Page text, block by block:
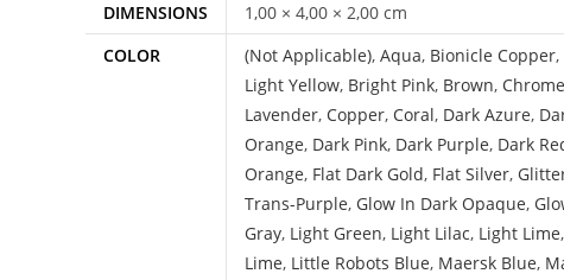
DIMENSIONS
1,00 × 4,00 × 2,00 cm
COLOR
(Not Applicable), Aqua, Bionicle Copper,
Light Yellow, Bright Pink, Brown,
Lavender, Copper, Coral, Dark Azure,
Orange, Dark Pink, Dark Purple, Dark
Orange, Flat Dark Gold, Flat Silver,
Trans-Purple, Glow In Dark Opaque,
Gray, Light Green, Light Lilac, Light Lime,
Lime, Little Robots Blue, Maersk Blue,